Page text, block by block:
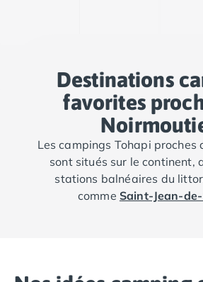
Destinations
favorites
Les campings Tohapi proches
sont situés sur le continent,
stations balnéaires du
comme Saint-Jean-